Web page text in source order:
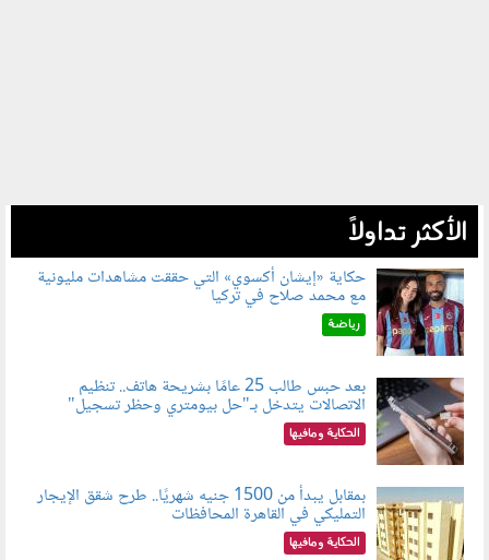
الأكثر تداولاً
080802.jpg
حكاية «إيشان أكسوي» التي حققت مشاهدات مليونية
مع محمد صلاح في تركيا
رياضة
080803.jpg
بعد حبس طالب 25 عامًا بشريحة هاتف.. تنظيم
الاتصالات يتدخل بـ"حل بيومتري وحظر تسجيل"
الحكاية ومافيها
080801.jpg
بمقابل يبدأ من 1500 جنيه شهريًا.. طرح شقق الإيجار
التمليكي في القاهرة المحافظات
الحكاية ومافيها